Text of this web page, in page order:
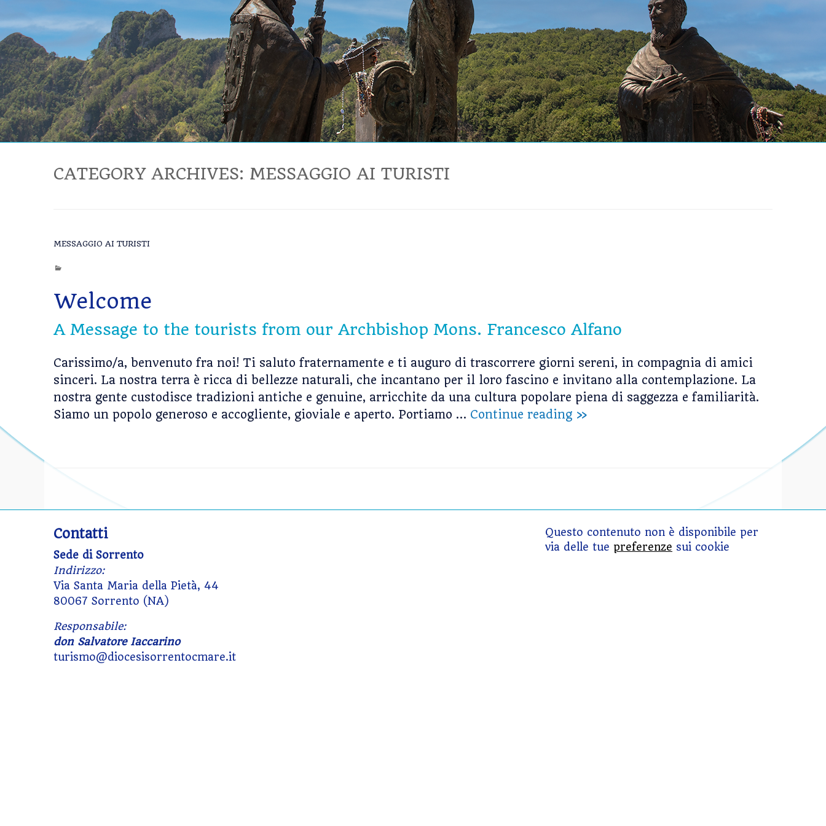
CATEGORY ARCHIVES: MESSAGGIO AI TURISTI
MESSAGGIO AI TURISTI
Welcome
A Message to the tourists from our Archbishop Mons. Francesco Alfano
Carissimo/a, benvenuto fra noi! Ti saluto fraternamente e ti auguro di trascorrere giorni sereni, in compagnia di amici
sinceri. La nostra terra è ricca di bellezze naturali, che incantano per il loro fascino e invitano alla contemplazione. La
nostra gente custodisce tradizioni antiche e genuine, arricchite da una cultura popolare piena di saggezza e familiarità.
Siamo un popolo generoso e accogliente, gioviale e aperto. Portiamo … Continue reading Welcome
»
P
o
s
t
N
a
v
Contatti
Sede di Sorrento
Indirizzo:
Via Santa Maria della Pietà, 44
80067 Sorrento (NA)
Responsabile:
don Salvatore Iaccarino
turismo@diocesisorrentocmare.it
Questo contenuto non è disponibile per
via delle tue preferenze sui cookie